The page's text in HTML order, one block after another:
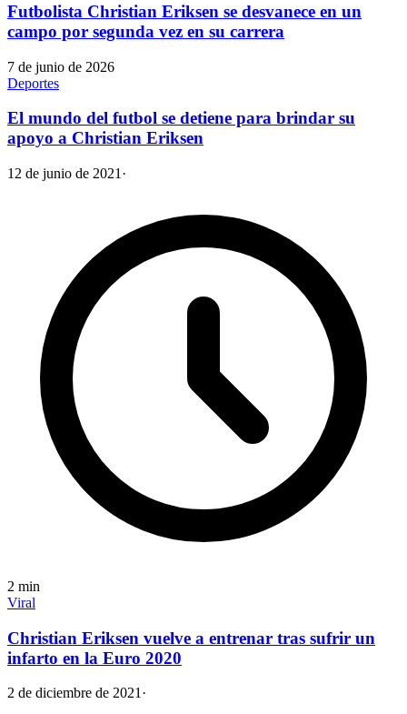
Futbolista Christian Eriksen se desvanece en un
campo por segunda vez en su carrera
7 de junio de 2026
Deportes
El mundo del futbol se detiene para brindar su
apoyo a Christian Eriksen
12 de junio de 2021 ·
2 min
Viral
Christian Eriksen vuelve a entrenar tras sufrir un
infarto en la Euro 2020
2 de diciembre de 2021·